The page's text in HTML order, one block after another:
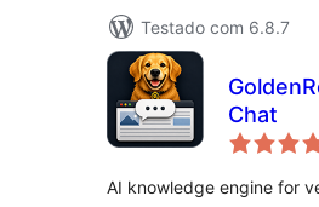
Testado com 6.8.7
Chat
AI knowledge engine for